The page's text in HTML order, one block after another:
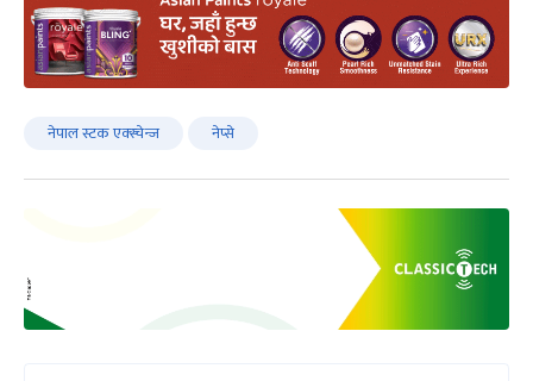
नेपाल स्टक एक्स्चेन्ज नेप्से